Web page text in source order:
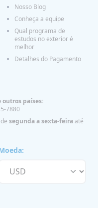
Nosso Blog
Conheça a equipe
Qual programa de
estudos no exterior é
melhor
Detalhes do Pagamento
outros países:
7880
segunda a sexta-feiraaté